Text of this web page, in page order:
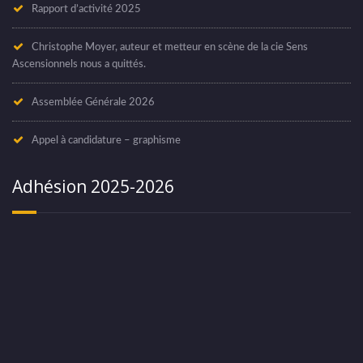
Rapport d’activité 2025
Christophe Moyer, auteur et metteur en scène de la cie Sens
Ascensionnels nous a quittés.
Assemblée Générale 2026
Appel à candidature – graphisme
Adhésion 2025-2026